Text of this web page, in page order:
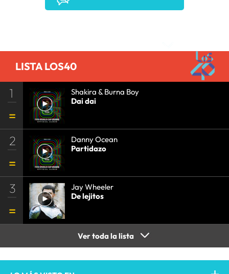
LISTA LOS40
1
Shakira & Burna Boy
Dai dai
2
Danny Ocean
Partidazo
3
Jay Wheeler
De lejitos
Ver toda la lista